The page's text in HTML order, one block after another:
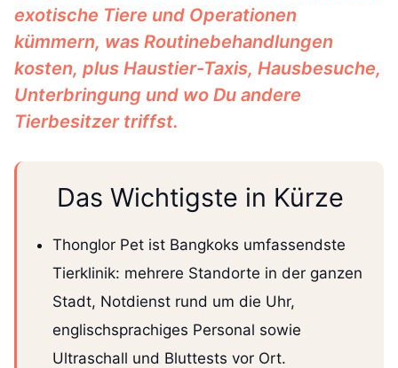
exotische Tiere und Operationen
kümmern, was Routinebehandlungen
kosten, plus Haustier-Taxis, Hausbesuche,
Unterbringung und wo Du andere
Tierbesitzer triffst.
Das Wichtigste in Kürze
Thonglor Pet ist Bangkoks umfassendste
Tierklinik: mehrere Standorte in der ganzen
Stadt, Notdienst rund um die Uhr,
englischsprachiges Personal sowie
Ultraschall und Bluttests vor Ort.